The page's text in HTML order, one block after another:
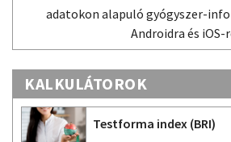
adatokon alapuló gyógyszer-
Androidra és iOS-
KALKULÁTOROK
Testforma index (BRI)